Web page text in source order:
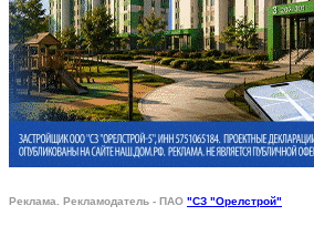
Реклама. Рекламодатель - ПАО "СЗ "Орелстрой"